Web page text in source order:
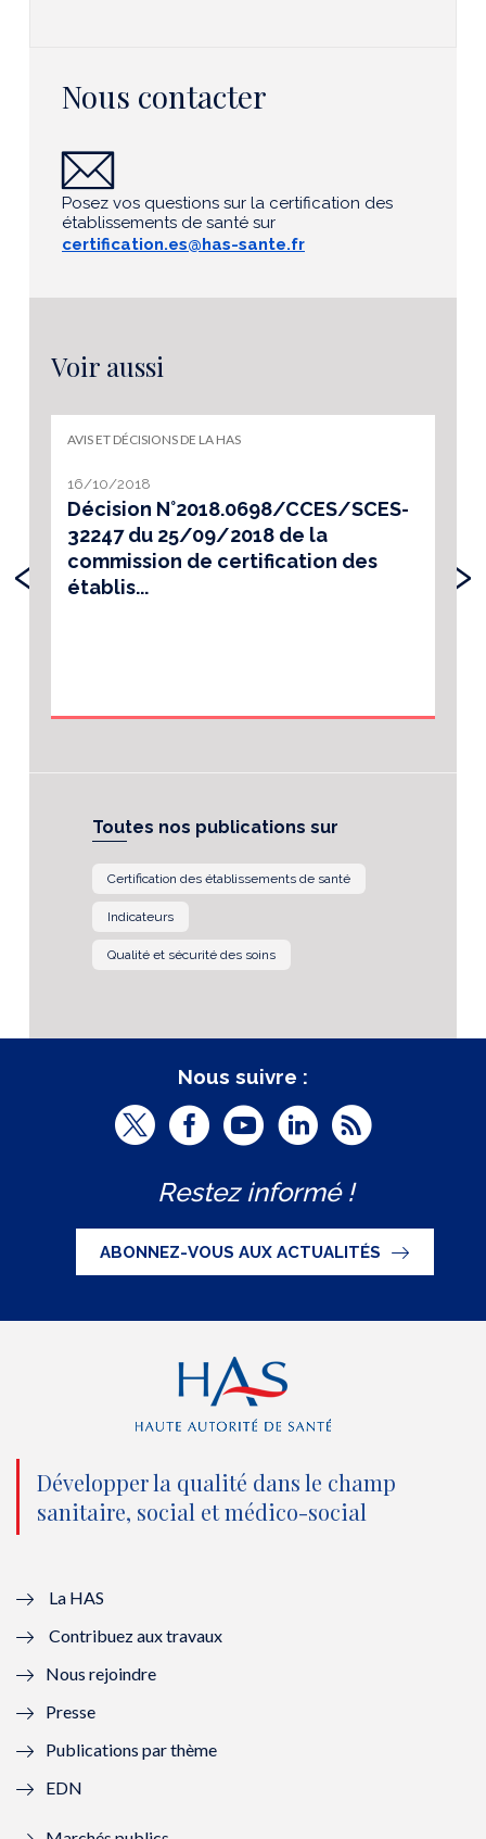
Nous contacter
Posez vos questions sur la certification des
établissements de santé sur
certification.es@has-sante.fr
Voir aussi
AVIS ET DÉCISIONS DE LA HAS
16/10/2018
Décision N°2018.0698/CCES/SCES-
32247 du 25/09/2018 de la
commission de certification des
établis...
‹ ›
Toutes nos publications sur
Certification des établissements de santé
Indicateurs
Qualité et sécurité des soins
Nous suivre :
T
i
t
t
e
n
o
u
l
l
f
F
c
e
b
o
o
k
(
n
o
e
e
Y
u
t
u
b
e
(
n
o
u
L
n
k
e
d
(
n
o
R
Restez informé !
ABONNEZ-VOUS AUX ACTUALITÉS
Développer la qualité dans le champ
sanitaire, social et médico-social
La HAS
Contribuez aux travaux
Nous rejoindre
Presse
Publications par thème
EDN